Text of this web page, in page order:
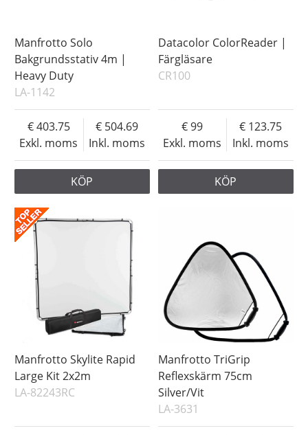
Manfrotto Solo
Bakgrundsstativ 4m |
Heavy Duty
LA-1142
Exkl. moms
403.75
Inkl. moms
504.69
KÖP
Datacolor ColorReader |
Färgläsare
CR100
Exkl. moms
99
Inkl. moms
123.75
KÖP
Manfrotto Skylite Rapid
Large Kit 2x2m
LA-82243RC
Manfrotto TriGrip
Reflexskärm 75cm
Silver/Vit
LA-3631